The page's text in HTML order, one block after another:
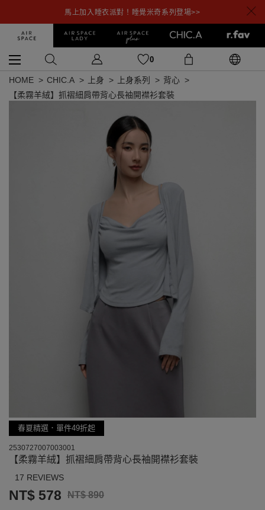
馬上加入睡衣派對！睡覺米奇系列登場>>
0
HOME CHIC.A 上身 上身系列
背心
【柔霧羊絨】抓褶細肩帶背心長袖開襟衫套裝
春夏精選．單件49折起
2530727007003001
【柔霧羊絨】抓褶細肩帶背心長袖開襟衫套裝
17 REVIEWS
NT$ 578 NT$ 890